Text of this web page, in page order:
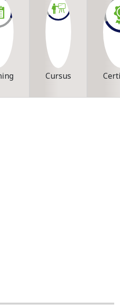
Cursus